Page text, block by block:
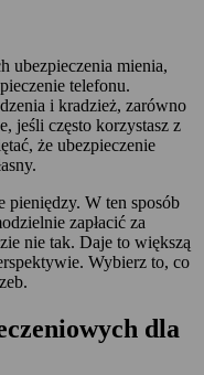
ubezpieczenia mienia,
telefonu.
i kradzież, zarówno
jeśli często korzystasz z
że ubezpieczenie
pieniędzy. W ten sposób
zapłacić za
nie tak. Daje to większą
Wybierz to, co
dla